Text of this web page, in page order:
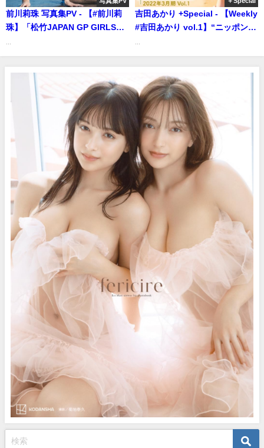
前川莉珠 写真集PV - 【#前川莉
珠】「松竹JAPAN GP GIRLS
感抜群の美女。―Lizu
Maekawa（2024年01月29日） |
週プレChannel【集英社 週刊プ
レイボーイ公式】さんより
吉田あかり +Special - 【Weekly
#吉田あかり vol.1】“ニッポンの
校卒業前ラストの貴重なショッ
ト・ムービーを公開！＜2022年3
月期＞（2022年03月01日） | 週
プレChannel【集英社 週刊プレ
イボーイ公式】さんより